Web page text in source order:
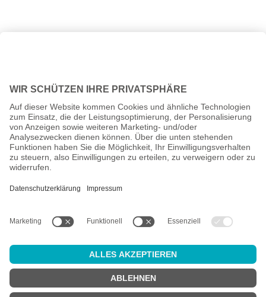
ggf. Nachnahmegebühren, wenn nicht anders angegeben.
Altersprüfung
Achtung:um diesen Onlineshop zu nutzen, müssen Siemindestens